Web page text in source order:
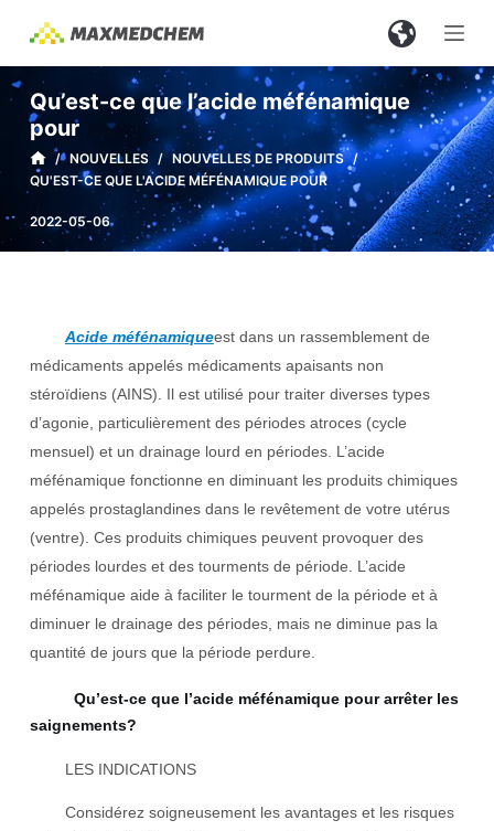
s
e
a
u
c
e
n
u
Qu’est-ce que l’acide méfénamique
pour
/ NOUVELLES / NOUVELLES DE PRODUITS /
QU'EST-CE QUE L'ACIDE MÉFÉNAMIQUE POUR
2022-05-06
Acide méfénamiqueest dans un rassemblement de
médicaments appelés médicaments apaisants non
stéroïdiens (AINS). Il est utilisé pour traiter diverses types
d’agonie, particulièrement des périodes atroces (cycle
mensuel) et un drainage lourd en périodes. L’acide
méfénamique fonctionne en diminuant les produits chimiques
appelés prostaglandines dans le revêtement de votre utérus
(ventre). Ces produits chimiques peuvent provoquer des
périodes lourdes et des tourments de période. L’acide
méfénamique aide à faciliter le tourment de la période et à
diminuer le drainage des périodes, mais ne diminue pas la
quantité de jours que la période perdure.
Qu’est-ce que l’acide méfénamique pour arrêter les
saignements?
LES INDICATIONS
Considérez soigneusement les avantages et les risques